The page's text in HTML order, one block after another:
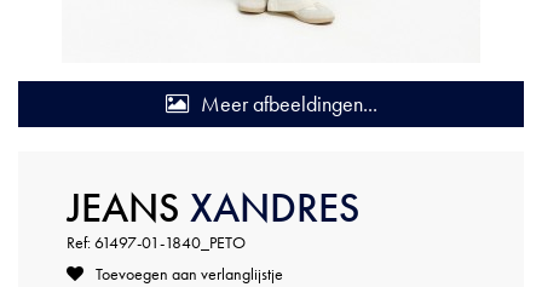
Meer afbeeldingen...
JEANS XANDRES
Ref: 61497-01-1840_PETO
Toevoegen aan verlanglijstje